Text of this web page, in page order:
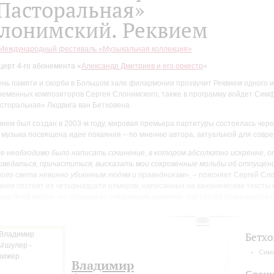
Реквием
фестиваль «Музыкальная коллекция»
4-го абонемента «Александр Дмитриев и его оркестр»
памяти и скорби в Большом зале филармонии прозвучит Реквием одного
композиторов Сергея Слонимского, также в программу войдет
Людвига ван Бетховена.
был создан в 2003-м году, мировая премьера партитуры состоялась
посвящена идее покаяния – по мнению автора, актуальной для
необходимо было написать сочинение, в котором абсолютно искренне,
причаститься, высказать мои сокровенные мольбы об
света невинно убиенным людям и праведникам», – поясняет Сергей
языке произведения, по мнению исследователей, композитору
музыки и современную манеру письма, при этом
сочетаются в нем с русскими.
Владимир